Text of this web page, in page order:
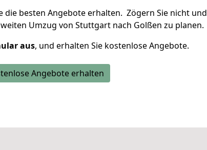
die besten Angebote erhalten. Zögern Sie nicht und
Umzug von Stuttgart nach Golßen zu planen.
aus, und erhalten Sie kostenlose Angebote.
Angebote erhalten